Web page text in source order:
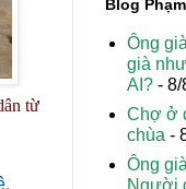
từ
Blog
Ông
già
AI? - 8/
Chợ ở
chùa -
Ông
Người